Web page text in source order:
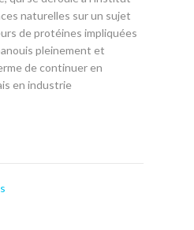
naturelles sur un sujet
de protéines impliquées
pleinement et
de continuer en
en industrie